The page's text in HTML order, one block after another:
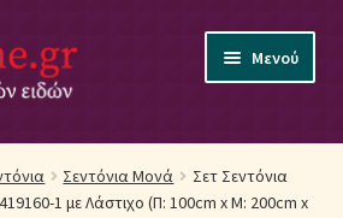
Μενού
Σεντόνια Μονά
Σετ Σεντόνια
1 με Λάστιχο (Π: 100cm x Μ: 200cm x